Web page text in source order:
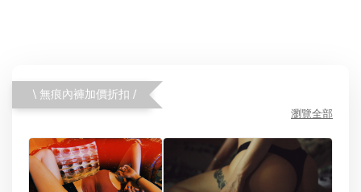
\ 無痕內褲加價折扣 /
瀏覽全部